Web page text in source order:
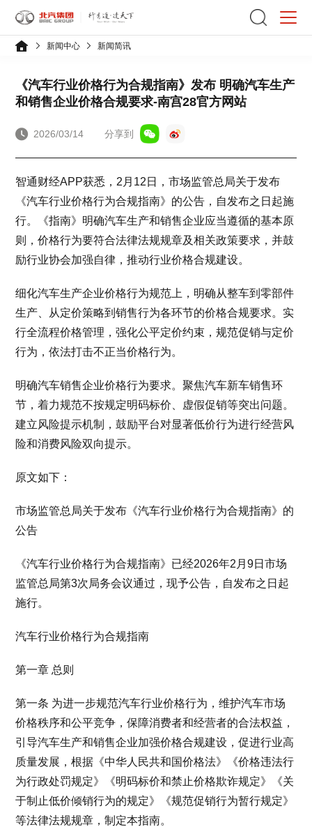
新闻中心 新闻简讯
《汽车行业价格行为合规指南》发布 明确汽车生产
和销售企业价格合规要求-南宫28官方网站
2026/03/14 分享到
智通财经APP获悉，2月12日，市场监管总局关于发布
《汽车行业价格行为合规指南》的公告，自发布之日起施
行。《指南》明确汽车生产和销售企业应当遵循的基本原
则，价格行为要符合法律法规规章及相关政策要求，并鼓
励行业协会加强自律，推动行业价格合规建设。
细化汽车生产企业价格行为规范上，明确从整车到零部件
生产、从定价策略到销售行为各环节的价格合规要求。实
行全流程价格管理，强化公平定价约束，规范促销与定价
行为，依法打击不正当价格行为。
明确汽车销售企业价格行为要求。聚焦汽车新车销售环
节，着力规范不按规定明码标价、虚假促销等突出问题。
建立风险提示机制，鼓励平台对显著低价行为进行经营风
险和消费风险双向提示。
原文如下：
市场监管总局关于发布《汽车行业价格行为合规指南》的
公告
《汽车行业价格行为合规指南》已经2026年2月9日市场
监管总局第3次局务会议通过，现予公告，自发布之日起
施行。
汽车行业价格行为合规指南
第一章 总则
第一条 为进一步规范汽车行业价格行为，维护汽车市场
价格秩序和公平竞争，保障消费者和经营者的合法权益，
引导汽车生产和销售企业加强价格合规建设，促进行业高
质量发展，根据《中华人民共和国价格法》《价格违法行
为行政处罚规定》《明码标价和禁止价格欺诈规定》《关
于制止低价倾销行为的规定》《规范促销行为暂行规定》
等法律法规规章，制定本指南。